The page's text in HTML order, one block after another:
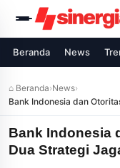
Beranda News
⌂ Beranda›News›
Bank Indonesia dan
Rupiah
Bank Indonesia
Dua Strategi